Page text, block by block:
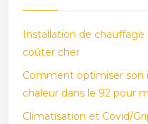
Installation de chauffage
coûter cher
Comment optimiser son
chaleur dans le 92 pour
Climatisation et Covid/